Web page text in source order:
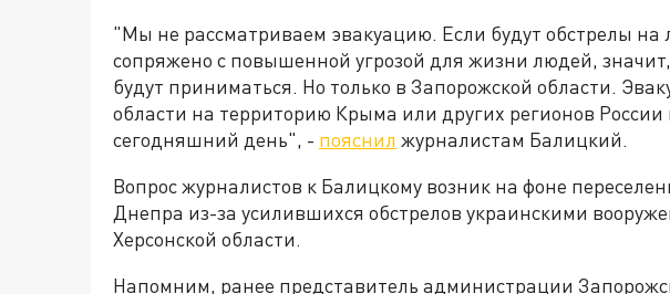
"Мы не рассматриваем эвакуацию. Если будут обстрелы на
сопряжено с повышенной угрозой для жизни людей,
будут приниматься. Но только в Запорожской области.
области на территорию Крыма или других регионов России
сегодняшний день", - пояснил журналистам Балицкий.
Вопрос журналистов к Балицкому возник на фоне
Днепра из-за усилившихся обстрелов украинскими
Херсонской области.
Напомним, ранее представитель администрации